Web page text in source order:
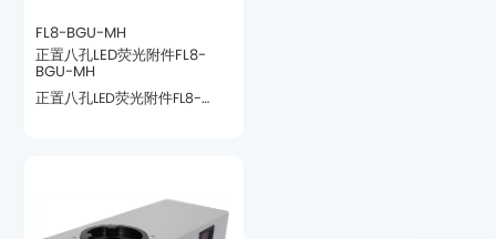
FL8-BGU-MH
BGU-MH